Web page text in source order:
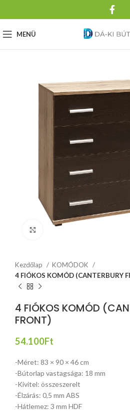
MENÜ
Kezdőlap
KOMÓDOK
4 FIÓKOS KOMÓD (CANTERBURY
4 FIÓKOS KOMÓD
FRONT)
54.100Ft
-Méret: 83 × 90 × 46 cm
-Bútorlap vastagsága: 18 mm
-Kivitel: összeszerelt
-Élzárás: 0,5 mm ABS
-Hátlemez: 3 mm HDF